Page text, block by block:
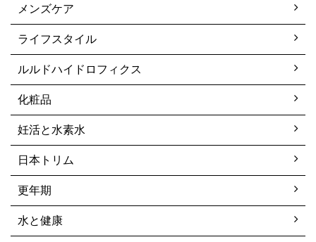
メンズケア
ライフスタイル
ルルドハイドロフィクス
化粧品
妊活と水素水
日本トリム
更年期
水と健康